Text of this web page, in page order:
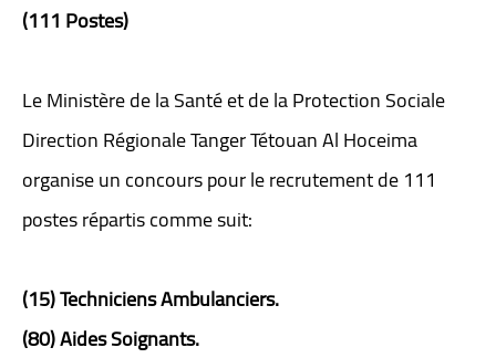
(111 Postes)
Le Ministère de la Santé et de la Protection Sociale
Direction Régionale Tanger Tétouan Al Hoceima
organise un concours pour le recrutement de 111
postes répartis comme suit:
(15) Techniciens Ambulanciers.
(80) Aides Soignants.